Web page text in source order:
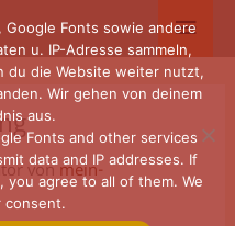
vonmein-
Fonts sowie andere
u. IP-Adresse sammeln,
du die Website weiter nutzt,
Wir gehen von deinem
aus.
Fonts and other services
data and IP addresses. If
agree to all of them. We
consent.